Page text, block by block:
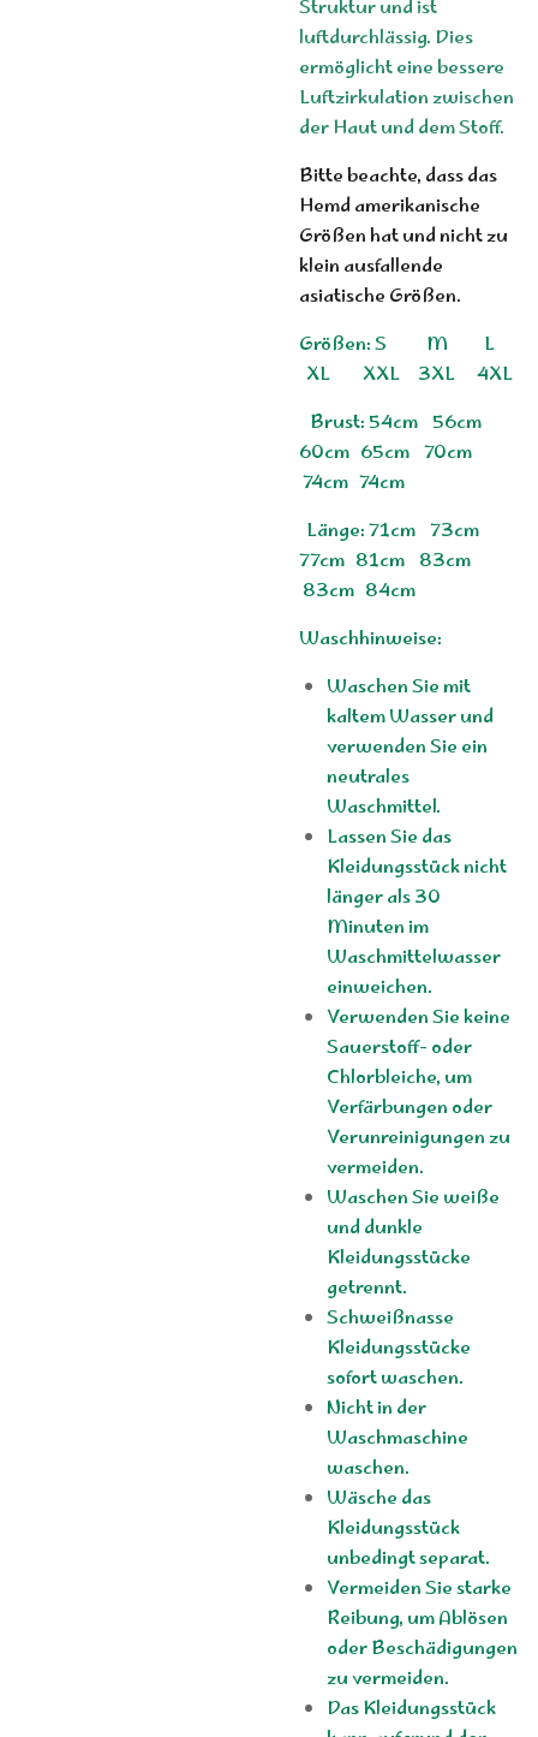
Struktur und ist
luftdurchlässig. Dies
ermöglicht eine bessere
Luftzirkulation zwischen
der Haut und dem Stoff.
Bitte beachte, dass das
Hemd amerikanische
Größen hat und nicht zu
klein ausfallende
asiatische Größen.
Größen: S M L
XL XXL 3XL 4XL
Brust: 54cm 56cm
60cm 65cm 70cm
74cm 74cm
Länge: 71cm 73cm
77cm 81cm 83cm
83cm 84cm
Waschhinweise:
Waschen Sie mit
kaltem Wasser und
verwenden Sie ein
neutrales
Waschmittel.
Lassen Sie das
Kleidungsstück nicht
länger als 30
Minuten im
Waschmittelwasser
einweichen.
Verwenden Sie keine
Sauerstoff- oder
Chlorbleiche, um
Verfärbungen oder
Verunreinigungen zu
vermeiden.
Waschen Sie weiße
und dunkle
Kleidungsstücke
getrennt.
Schweißnasse
Kleidungsstücke
sofort waschen.
Nicht in der
Waschmaschine
waschen.
Wäsche das
Kleidungsstück
unbedingt separat.
Vermeiden Sie starke
Reibung, um Ablösen
oder Beschädigungen
zu vermeiden.
Das Kleidungsstück